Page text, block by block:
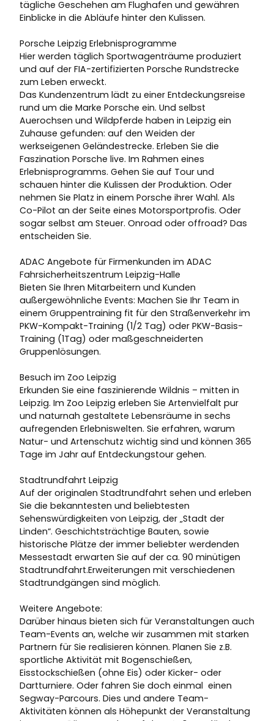
tägliche Geschehen am Flughafen und gewähren
Einblicke in die Abläufe hinter den Kulissen.
Porsche Leipzig Erlebnisprogramme
Hier werden täglich Sportwagenträume produziert
und auf der FIA-zertifizierten Porsche Rundstrecke
zum Leben erweckt.
Das Kundenzentrum lädt zu einer Entdeckungsreise
rund um die Marke Porsche ein. Und selbst
Auerochsen und Wildpferde haben in Leipzig ein
Zuhause gefunden: auf den Weiden der
werkseigenen Geländestrecke. Erleben Sie die
Faszination Porsche live. Im Rahmen eines
Erlebnisprogramms. Gehen Sie auf Tour und
schauen hinter die Kulissen der Produktion. Oder
nehmen Sie Platz in einem Porsche ihrer Wahl. Als
Co-Pilot an der Seite eines Motorsportprofis. Oder
sogar selbst am Steuer. Onroad oder offroad? Das
entscheiden Sie.
ADAC Angebote für Firmenkunden im ADAC
Fahrsicherheitszentrum Leipzig-Halle
Bieten Sie Ihren Mitarbeitern und Kunden
außergewöhnliche Events: Machen Sie Ihr Team in
einem Gruppentraining fit für den Straßenverkehr im
PKW-Kompakt-Training (1/2 Tag) oder PKW-Basis-
Training (1Tag) oder maßgeschneiderten
Gruppenlösungen.
Besuch im Zoo Leipzig
Erkunden Sie eine faszinierende Wildnis – mitten in
Leipzig. Im Zoo Leipzig erleben Sie Artenvielfalt pur
und naturnah gestaltete Lebensräume in sechs
aufregenden Erlebniswelten. Sie erfahren, warum
Natur- und Artenschutz wichtig sind und können 365
Tage im Jahr auf Entdeckungstour gehen.
Stadtrundfahrt Leipzig
Auf der originalen Stadtrundfahrt sehen und erleben
Sie die bekanntesten und beliebtesten
Sehenswürdigkeiten von Leipzig, der „Stadt der
Linden“. Geschichtsträchtige Bauten, sowie
historische Plätze der immer beliebter werdenden
Messestadt erwarten Sie auf der ca. 90 minütigen
Stadtrundfahrt.Erweiterungen mit verschiedenen
Stadtrundgängen sind möglich.
Weitere Angebote:
Darüber hinaus bieten sich für Veranstaltungen auch
Team-Events an, welche wir zusammen mit starken
Partnern für Sie realisieren können. Planen Sie z.B.
sportliche Aktivität mit Bogenschießen,
Eisstockschießen (ohne Eis) oder Kicker- oder
Dartturniere. Oder fahren Sie doch einmal einen
Segway-Parcours. Dies und andere Team-
Aktivitäten können als Höhepunkt der Veranstaltung